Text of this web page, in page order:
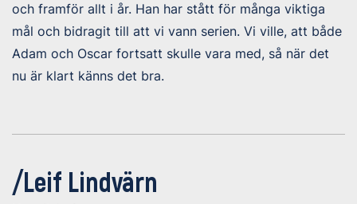
och framför allt i år. Han har stått för många viktiga
mål och bidragit till att vi vann serien. Vi ville, att både
Adam och Oscar fortsatt skulle vara med, så när det
nu är klart känns det bra.
/Leif Lindvärn